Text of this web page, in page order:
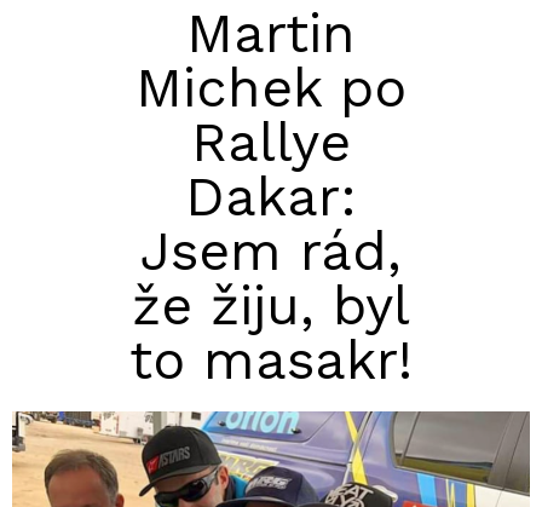
Martin
Michek po
Rallye
Dakar:
Jsem rád,
že žiju, byl
to masakr!